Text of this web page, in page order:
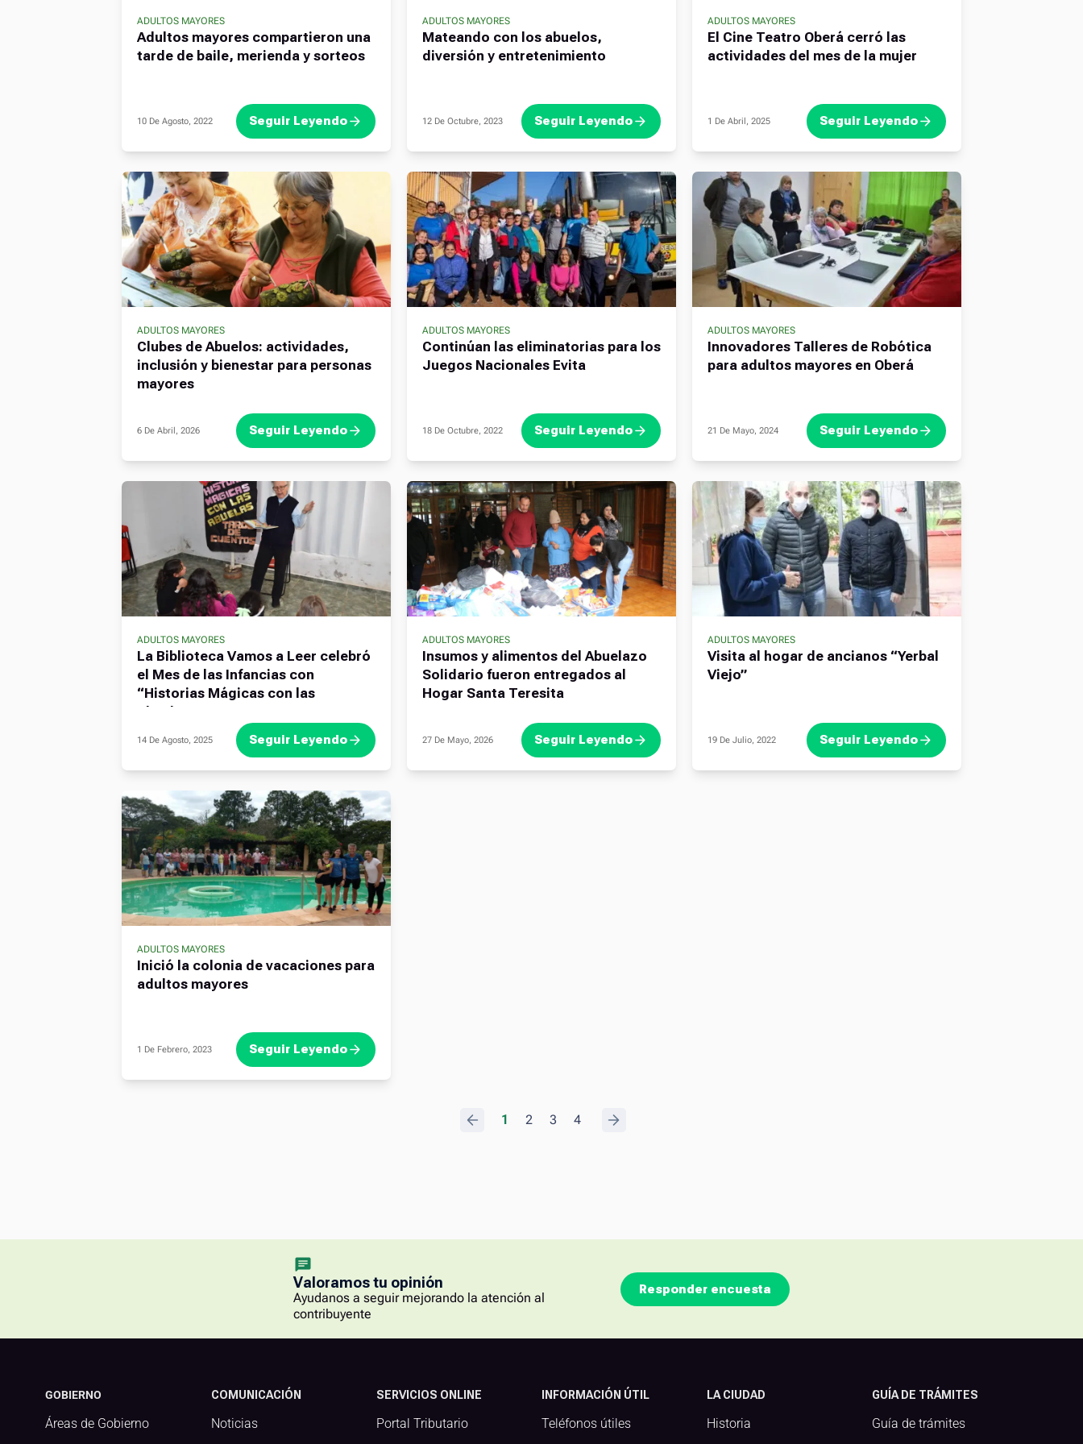
ADULTOS MAYORES
Adultos mayores compartieron una
tarde de baile, merienda y sorteos
10 De Agosto, 2022 Seguir Leyendo
ADULTOS MAYORES
Mateando con los abuelos,
diversión y entretenimiento
12 De Octubre, 2023 Seguir Leyendo
ADULTOS MAYORES
El Cine Teatro Oberá cerró las
actividades del mes de la mujer
1 De Abril, 2025 Seguir Leyendo
ADULTOS MAYORES
Clubes de Abuelos: actividades,
inclusión y bienestar para personas
mayores
6 De Abril, 2026 Seguir Leyendo
ADULTOS MAYORES
Continúan las eliminatorias para los
Juegos Nacionales Evita
18 De Octubre, 2022 Seguir Leyendo
ADULTOS MAYORES
Innovadores Talleres de Robótica
para adultos mayores en Oberá
21 De Mayo, 2024 Seguir Leyendo
ADULTOS MAYORES
La Biblioteca Vamos a Leer celebró
el Mes de las Infancias con
“Historias Mágicas con las
Abuelas”
14 De Agosto, 2025 Seguir Leyendo
ADULTOS MAYORES
Insumos y alimentos del Abuelazo
Solidario fueron entregados al
Hogar Santa Teresita
27 De Mayo, 2026 Seguir Leyendo
ADULTOS MAYORES
Visita al hogar de ancianos “Yerbal
Viejo”
19 De Julio, 2022 Seguir Leyendo
ADULTOS MAYORES
Inició la colonia de vacaciones para
adultos mayores
1 De Febrero, 2023 Seguir Leyendo
1 2 3 4
Valoramos tu opinión
Ayudanos a seguir mejorando la atención al
contribuyente
Responder encuesta
GOBIERNO
Áreas de Gobierno
COMUNICACIÓN
Noticias
SERVICIOS ONLINE
Portal Tributario
INFORMACIÓN ÚTIL
Teléfonos útiles
LA CIUDAD
Historia
GUÍA DE TRÁMITES
Guía de trámites